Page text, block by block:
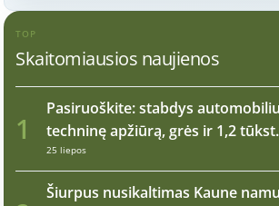
TOP
Skaitomiausios naujienos
1
Pasiruoškite: stabdys
techninę apžiūrą, grės ir 1,2
25 liepos
Šiurpus nusikaltimas Kaune